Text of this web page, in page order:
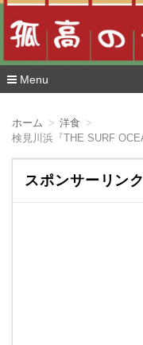
Menu
ホーム 洋食
スポンサーリンク